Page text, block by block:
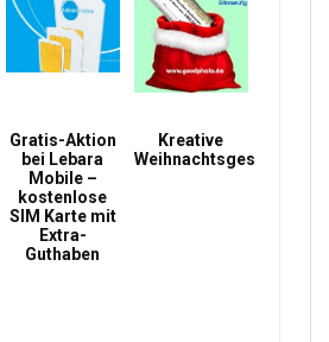
Gratis-Aktion
bei Lebara
Mobile –
kostenlose
SIM Karte mit
Extra-
Guthaben
Kreative
Weihnachtsgeschenke